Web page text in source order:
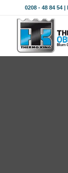
0208 - 48 84 54|